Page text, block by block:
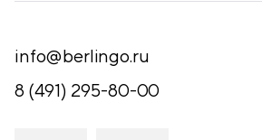
info@berlingo.ru
8 (491) 295-80-00